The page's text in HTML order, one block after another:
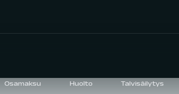
Osamaksu Huolto Talvisäilytys